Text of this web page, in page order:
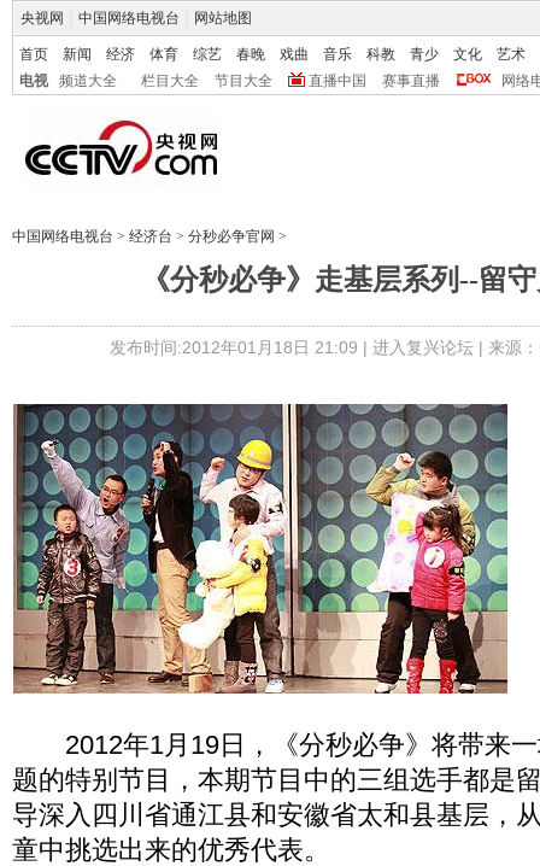
央视网 中国网络电视台 网站地图
首页 新闻 经济 体育 综艺 春晚 戏曲 音乐 科教 青少 文化
艺术
电视
频道大全 栏目大全 节目大全 直播中国 赛事直播 网络
中国网络电视台 > 经济台 > 分秒必争官网 >
《分秒必争》走基层系列--留
发布时间:2012年01月18日 21:09 | 进入复兴论坛| 来源
2012年1月19日，《分秒必争》将带来一
题的特别节目，本期节目中的三组选手都是
导深入四川省通江县和安徽省太和县基层，
童中挑选出来的优秀代表。